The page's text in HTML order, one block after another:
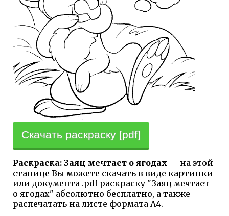
Скачать раскраску [pdf]
Раскраска: Заяц мечтает о ягодах — на этой
станице Вы можете скачать в виде картинки
или документа .pdf раскраску "Заяц мечтает
о ягодах" абсолютно бесплатно, а также
распечатать на листе формата А4.